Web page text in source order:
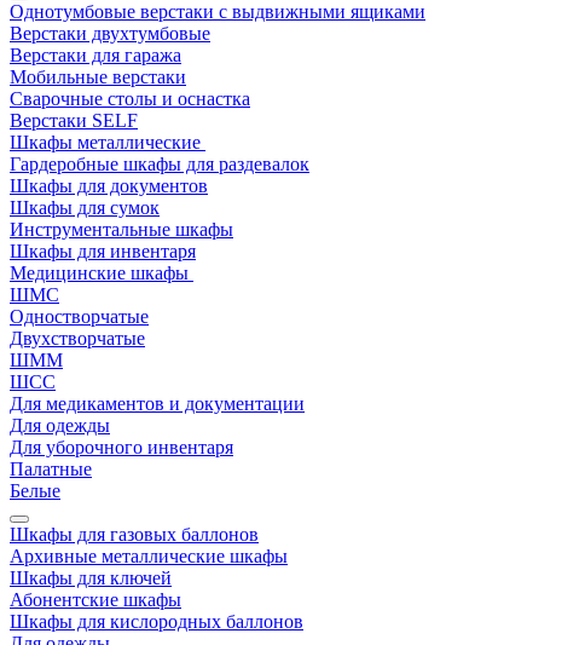
Однотумбовые верстаки с выдвижными ящиками
Верстаки двухтумбовые
Верстаки для гаража
Мобильные верстаки
Сварочные столы и оснастка
Верстаки SELF
Шкафы металлические
Гардеробные шкафы для раздевалок
Шкафы для документов
Шкафы для сумок
Инструментальные шкафы
Шкафы для инвентаря
Медицинские шкафы
ШМС
Одностворчатые
Двухстворчатые
ШММ
ШСС
Для медикаментов и документации
Для одежды
Для уборочного инвентаря
Палатные
Белые
Шкафы для газовых баллонов
Архивные металлические шкафы
Шкафы для ключей
Абонентские шкафы
Шкафы для кислородных баллонов